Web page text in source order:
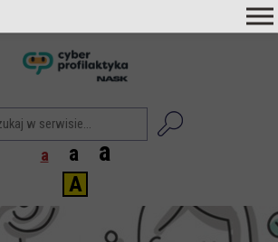
a a a
A
NASK